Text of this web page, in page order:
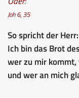
Joh 6, 35
So spricht der Herr:
Ich bin das Brot
wer zu mir
und wer an mich